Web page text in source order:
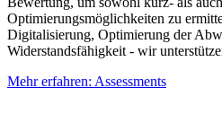
Optimierungsmöglichkeiten zu
Digitalisierung, Optimierung der
Widerstandsfähigkeit - wir
Mehr erfahren: Assessments